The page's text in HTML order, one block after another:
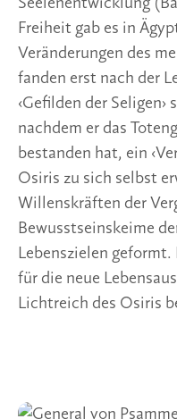
Seelenentwicklung
Freiheit gab es in
Veränderungen des
fanden erst nach der
‹Gefilden der
nachdem er das
bestanden hat, ein
Osiris zu sich selbst
Willenskräften der
Bewusstseinskeime
Lebenszielen
für die neue
Lichtreich des Osiris